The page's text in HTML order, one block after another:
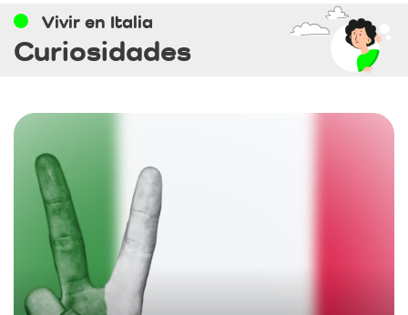
Vivir en Italia
Curiosidades